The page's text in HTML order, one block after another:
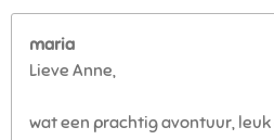
maria
Lieve Anne,
wat een prachtig avontuur,